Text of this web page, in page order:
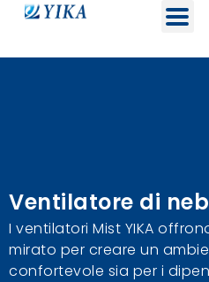
Ventilatore di
I ventilatori Mist YIKA
mirato per creare un
confortevole sia per i